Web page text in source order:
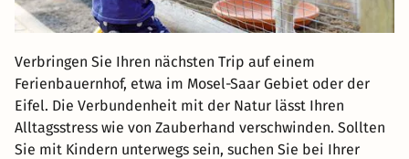
Verbringen Sie Ihren nächsten Trip auf einem
Ferienbauernhof, etwa im Mosel-Saar Gebiet oder der
Eifel. Die Verbundenheit mit der Natur lässt Ihren
Alltagsstress wie von Zauberhand verschwinden. Sollten
Sie mit Kindern unterwegs sein, suchen Sie bei Ihrer